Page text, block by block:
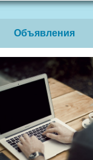
Объявления